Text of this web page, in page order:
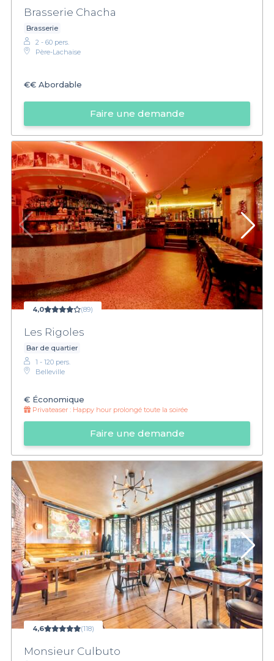
Brasserie Chacha
Brasserie
2 - 60 pers.
Père-Lachaise
€€ Abordable
Faire une demande
4,0 (89)
Les Rigoles
Bar de quartier
1 - 120 pers.
Belleville
€ Économique
Privateaser : Happy hour prolongé toute la soirée
Faire une demande
4,6 (118)
Monsieur Culbuto